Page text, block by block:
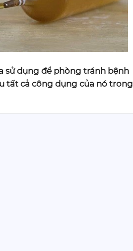
sử dụng để phòng tránh bệnh
tất cả công dụng của nó trong